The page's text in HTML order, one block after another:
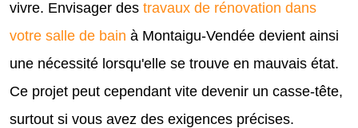
vivre. Envisager des travaux de rénovation dans
votre salle de bain à Montaigu-Vendée devient ainsi
une nécessité lorsqu'elle se trouve en mauvais état.
Ce projet peut cependant vite devenir un casse-tête,
surtout si vous avez des exigences précises.